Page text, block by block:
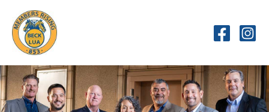
content